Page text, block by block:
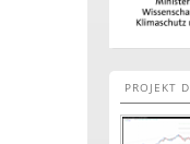
PROJEKT